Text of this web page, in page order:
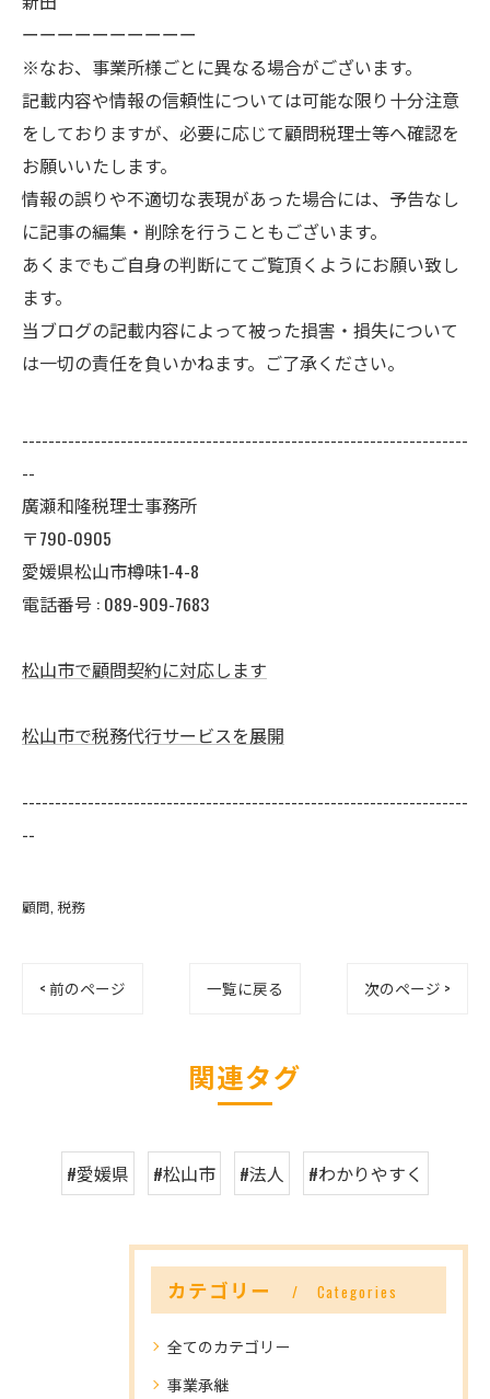
ーーーーーーーーーー
※なお、事業所様ごとに異なる場合がございます。
記載内容や情報の信頼性については可能な限り十分注意
をしておりますが、必要に応じて顧問税理士等へ確認を
お願いいたします。
情報の誤りや不適切な表現があった場合には、予告なし
に記事の編集・削除を行うこともございます。
あくまでもご自身の判断にてご覧頂くようにお願い致し
ます。
当ブログの記載内容によって被った損害・損失について
は一切の責任を負いかねます。ご了承ください。
--------------------------------------------------------------------
--
廣瀬和隆税理士事務所
〒790-0905
愛媛県松山市樽味1-4-8
電話番号 : 089-909-7683
松山市で顧問契約に対応します
松山市で税務代行サービスを展開
--------------------------------------------------------------------
--
顧問 税務
< 前のページ 一覧に戻る 次のページ >
関連タグ
#愛媛県 #松山市 #法人 #わかりやすく
カテゴリー Categories
全てのカテゴリー
事業承継